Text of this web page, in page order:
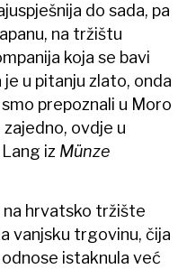
do sada, pa
na tržištu
koja se bavi
u pitanju zlato, onda
prepoznali u Moro
ovdje u
iz Münze
na hrvatsko tržište
vanjsku trgovinu, čija
istaknula već